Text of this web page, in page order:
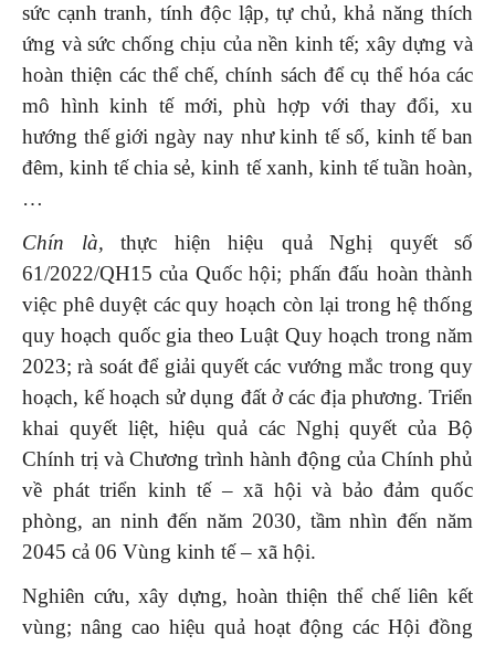
sức cạnh tranh, tính độc lập, tự chủ, khả năng thích
ứng và sức chống chịu của nền kinh tế; xây dựng và
hoàn thiện các thể chế, chính sách để cụ thể hóa các
mô hình kinh tế mới, phù hợp với thay đổi, xu
hướng thế giới ngày nay như kinh tế số, kinh tế ban
đêm, kinh tế chia sẻ, kinh tế xanh, kinh tế tuần hoàn,
…
Chín là, thực hiện hiệu quả Nghị quyết số
61/2022/QH15 của Quốc hội; phấn đấu hoàn thành
việc phê duyệt các quy hoạch còn lại trong hệ thống
quy hoạch quốc gia theo Luật Quy hoạch trong năm
2023; rà soát để giải quyết các vướng mắc trong quy
hoạch, kế hoạch sử dụng đất ở các địa phương. Triển
khai quyết liệt, hiệu quả các Nghị quyết của Bộ
Chính trị và Chương trình hành động của Chính phủ
về phát triển kinh tế – xã hội và bảo đảm quốc
phòng, an ninh đến năm 2030, tầm nhìn đến năm
2045 cả 06 Vùng kinh tế – xã hội.
Nghiên cứu, xây dựng, hoàn thiện thể chế liên kết
vùng; nâng cao hiệu quả hoạt động các Hội đồng